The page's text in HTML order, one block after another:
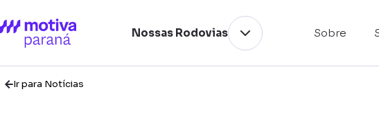
Nossas Rodovias Sobre
Ir para Notícias